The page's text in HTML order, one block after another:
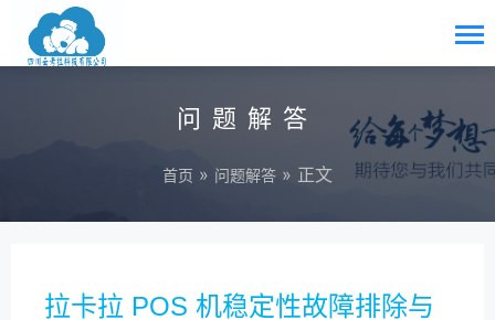
问题解答
首页 » 问题解答 » 正文
拉卡拉 POS 机稳定性故障排除与